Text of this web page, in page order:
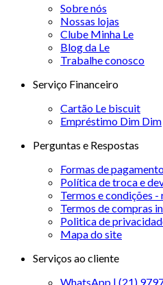
Sobre nós
Nossas lojas
Clube Minha Le
Blog da Le
Trabalhe conosco
Serviço Financeiro
Cartão Le biscuit
Empréstimo Dim Dim
Perguntas e Respostas
Formas de
Política de troca e
Termos e condições
Termos de compras
Politica de
Mapa do site
Serviços ao cliente
WhatsApp | (21)